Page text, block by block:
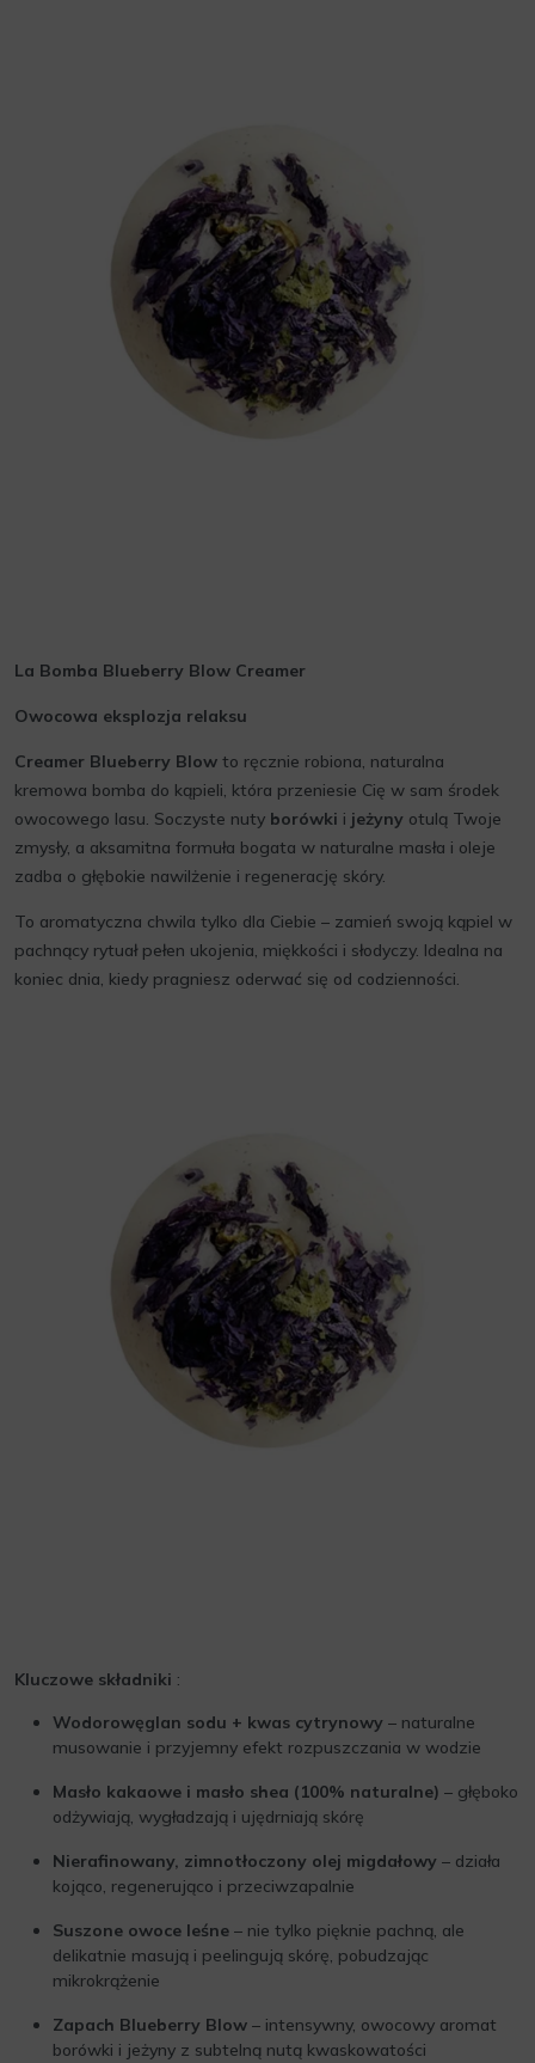
La Bomba Blueberry Blow Creamer
Owocowa eksplozja relaksu
Creamer Blueberry Blow to ręcznie robiona, naturalna
kremowa bomba do kąpieli, która przeniesie Cię w sam środek
owocowego lasu. Soczyste nuty borówki i jeżyny otulą Twoje
zmysły, a aksamitna formuła bogata w naturalne masła i oleje
zadba o głębokie nawilżenie i regenerację skóry.
To aromatyczna chwila tylko dla Ciebie – zamień swoją kąpiel w
pachnący rytuał pełen ukojenia, miękkości i słodyczy. Idealna na
koniec dnia, kiedy pragniesz oderwać się od codzienności.
Kluczowe składniki :
Wodorowęglan sodu + kwas cytrynowy – naturalne
musowanie i przyjemny efekt rozpuszczania w wodzie
Masło kakaowe i masło shea (100% naturalne) – głęboko
odżywiają, wygładzają i ujędrniają skórę
Nierafinowany, zimnotłoczony olej migdałowy – działa
kojąco, regenerująco i przeciwzapalnie
Suszone owoce leśne – nie tylko pięknie pachną, ale
delikatnie masują i peelingują skórę, pobudzając
mikrokrążenie
Zapach Blueberry Blow – intensywny, owocowy aromat
borówki i jeżyny z subtelną nutą kwaskowatości